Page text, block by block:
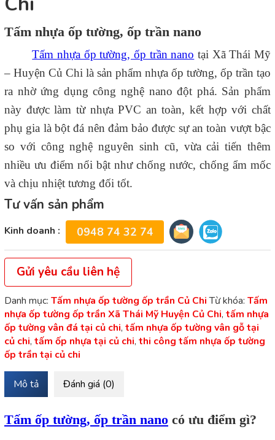
Tấm nhựa ốp tường, ốp trần nano
Tấm nhựa ốp tường, ốp trần nano tại Xã Thái Mỹ
– Huyện Củ Chi là sản phẩm nhựa ốp tường, ốp trần tạo
ra nhờ ứng dụng công nghệ nano đột phá. Sản phẩm
này được làm từ nhựa PVC an toàn, kết hợp với chất
phụ gia là bột đá nên đảm bảo được sự an toàn vượt bậc
so với công nghệ nguyên sinh cũ, vừa cải tiến thêm
nhiều ưu điểm nổi bật như chống nước, chống ẩm mốc
và chịu nhiệt tương đối tốt.
Tư vấn sản phẩm
Kinh doanh : 0948 74 32 74
Gửi yêu cầu liên hệ
Danh mục: Tấm nhựa ốp tường ốp trần Củ Chi Từ khóa: Tấm
nhựa ốp tường ốp trần Xã Thái Mỹ Huyện Củ Chi, tấm nhựa
ốp tường vân đá tại củ chi, tấm nhựa ốp tường vân gỗ tại
củ chi, tấm ốp nhựa tại củ chi, thi công tấm nhựa ốp tường
ốp trần tại củ chi
Mô tả Đánh giá (0)
Tấm ốp tường, ốp trần nano có ưu điểm gì?